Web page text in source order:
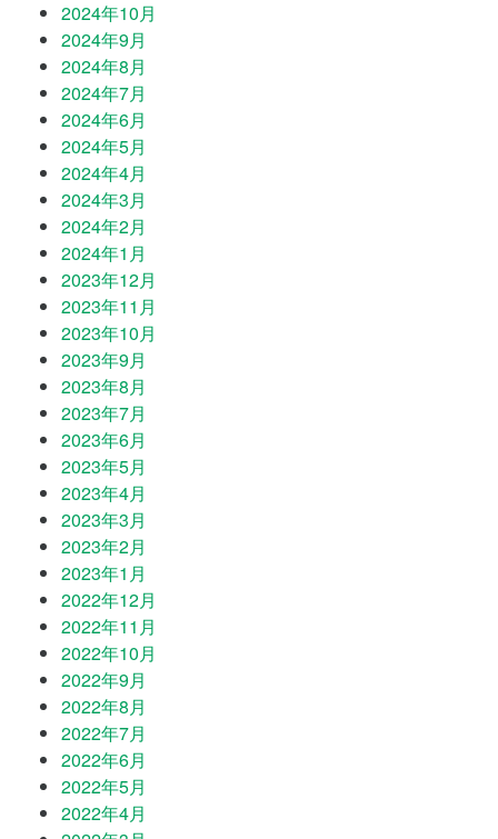
2024年10月
2024年9月
2024年8月
2024年7月
2024年6月
2024年5月
2024年4月
2024年3月
2024年2月
2024年1月
2023年12月
2023年11月
2023年10月
2023年9月
2023年8月
2023年7月
2023年6月
2023年5月
2023年4月
2023年3月
2023年2月
2023年1月
2022年12月
2022年11月
2022年10月
2022年9月
2022年8月
2022年7月
2022年6月
2022年5月
2022年4月